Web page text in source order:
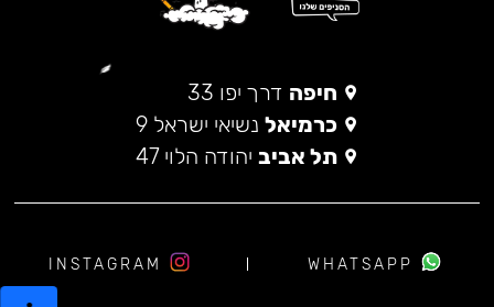
חיפה דרך יפו 33
כרמיאל נשיאי ישראל 9
תל אביב יהודה הלוי 47
WHATSAPP
INSTAGRAM